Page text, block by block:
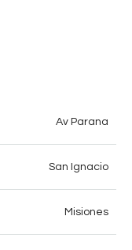
Av Parana
San Ignacio
Misiones